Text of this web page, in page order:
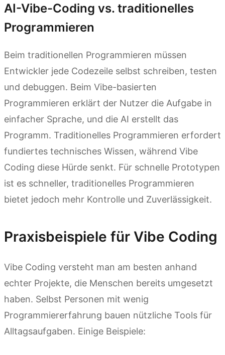
AI-Vibe-Coding vs. traditionelles
Programmieren
Beim traditionellen Programmieren müssen
Entwickler jede Codezeile selbst schreiben, testen
und debuggen. Beim Vibe-basierten
Programmieren erklärt der Nutzer die Aufgabe in
einfacher Sprache, und die AI erstellt das
Programm. Traditionelles Programmieren erfordert
fundiertes technisches Wissen, während Vibe
Coding diese Hürde senkt. Für schnelle Prototypen
ist es schneller, traditionelles Programmieren
bietet jedoch mehr Kontrolle und Zuverlässigkeit.
Praxisbeispiele für Vibe Coding
Vibe Coding versteht man am besten anhand
echter Projekte, die Menschen bereits umgesetzt
haben. Selbst Personen mit wenig
Programmiererfahrung bauen nützliche Tools für
Alltagsaufgaben. Einige Beispiele: